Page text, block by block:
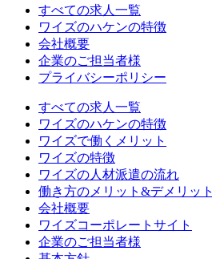
すべての求人一覧
ワイズのハケンの特徴
会社概要
企業のご担当者様
プライバシーポリシー
すべての求人一覧
ワイズのハケンの特徴
ワイズで働くメリット
ワイズの特徴
ワイズの人材派遣の流れ
働き方のメリット&デメリット
会社概要
ワイズコーポレートサイト
企業のご担当者様